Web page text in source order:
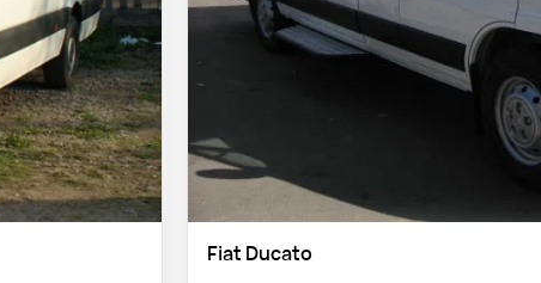
Fiat Ducato